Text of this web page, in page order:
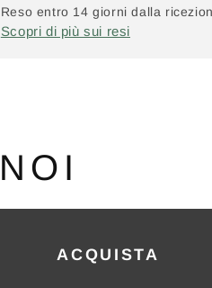
Reso entro 14 giorni dalla
Scopri di più sui resi
ACQUISTA